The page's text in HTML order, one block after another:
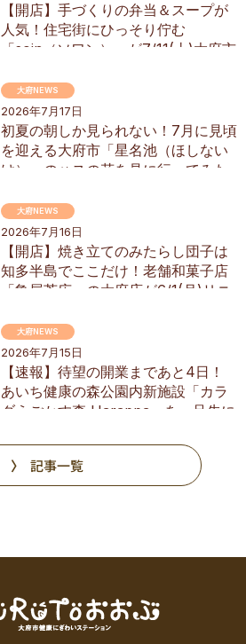
【開店】手づくりの弁当＆スープが
人気！住宅街にひっそり佇む
「soin（ソワン）」が7/11(土)大府市
2026年7月17日
初夏の朝しか見られない！7月に見頃
を迎える大府市「星名池（ほしない
け）」のハスの花を見に行ってみた
大府NEWS
2026年7月16日
【開店】焼き立てのみたらし団子は
知多半島でここだけ！老舗和菓子店
「亀屋芳広」の大府店が6/1(月)リニ
大府NEWS
2026年7月15日
【速報】待望の開業まであと4日！
あいち健康の森公園内新施設「カラ
ダうごかす森 Harappa」を一足先に
大府NEWS
記事一覧